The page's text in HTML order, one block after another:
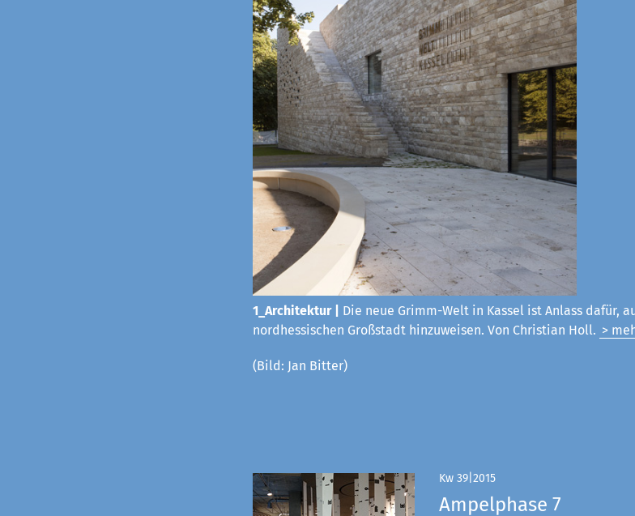
1_Architektur |
Die neue Grimm-Welt in Kassel ist Anlass dafür,
nordhessischen Großstadt hinzuweisen. Von Christian Holl. >
(Bild: Jan Bitter)
Kw 39|2015
Ampelphase 7